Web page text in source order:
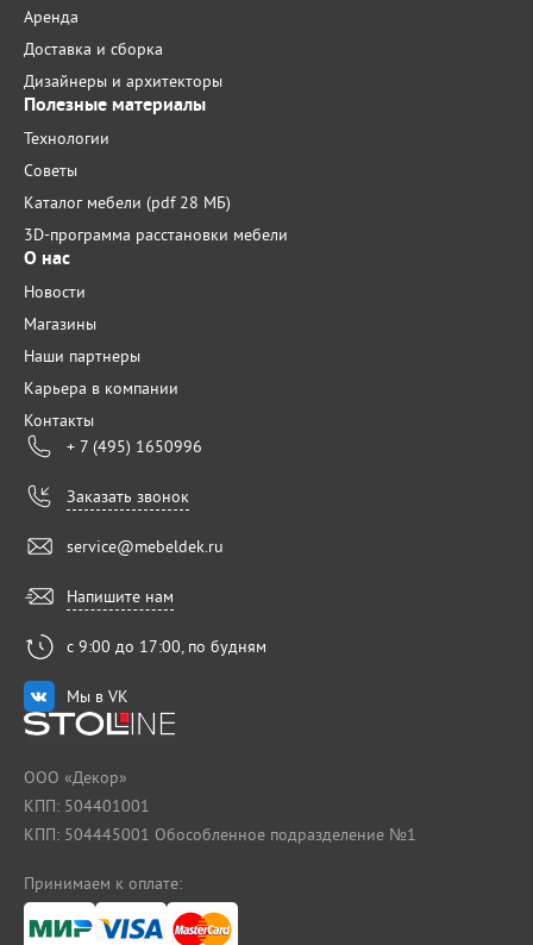
Аренда
Доставка и сборка
Дизайнеры и архитекторы
Полезные материалы
Технологии
Советы
Каталог мебели (pdf 28 МБ)
3D-программа расстановки мебели
О нас
Новости
Магазины
Наши партнеры
Карьера в компании
Контакты
+ 7 (495) 1650996
Заказать звонок
service@mebeldek.ru
Напишите нам
с 9:00 до 17:00, по будням
Мы в VK
ООО «Декор»
КПП: 504401001
КПП: 504445001 Обособленное подразделение №1
Принимаем к оплате: